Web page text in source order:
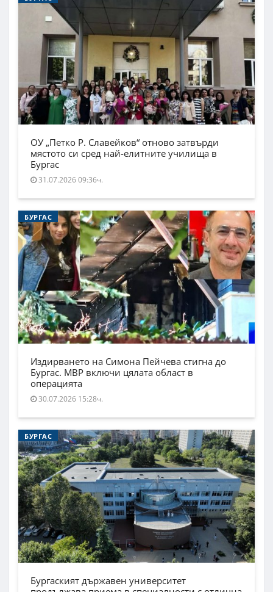
ОУ „Петко Р. Славейков“ отново затвърди
мястото си сред най-елитните училища в
Бургас
31.07.2026 09:36ч.
БУРГАС
Издирването на Симона Пейчева стигна до
Бургас. МВР включи цялата област в
операцията
30.07.2026 15:28ч.
БУРГАС
Бургаският държавен университет